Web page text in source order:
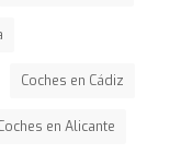
Coches en Cádiz
en Alicante